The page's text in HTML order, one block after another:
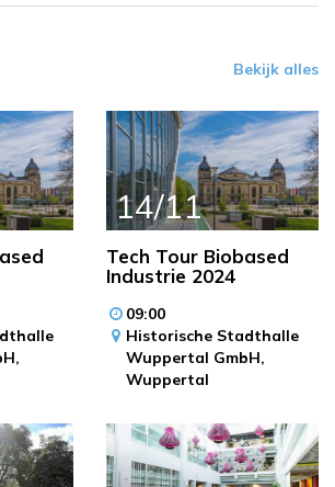
Bekijk alles
14/11
Tech Tour Biobased
Industrie 2024
09:00
Historische Stadthalle
Wuppertal GmbH,
Wuppertal